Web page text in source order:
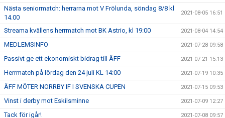
Nästa seniormatch: herrarna mot V Frölunda, söndag 8/8 kl
14.00
2021-08-05 16:51
Streama kvällens herrmatch mot BK Astrio, kl 19:00 2021-08-04 14:54
MEDLEMSINFO 2021-07-28 09:58
Passivt ge ett ekonomiskt bidrag till ÄFF 2021-07-21 15:13
Herrmatch på lördag den 24 juli KL 14:00 2021-07-19 10:35
ÄFF MÖTER NORRBY IF I SVENSKA CUPEN 2021-07-15 09:53
Vinst i derby mot Eskilsminne 2021-07-09 12:27
Tack för igår! 2021-07-08 09:57